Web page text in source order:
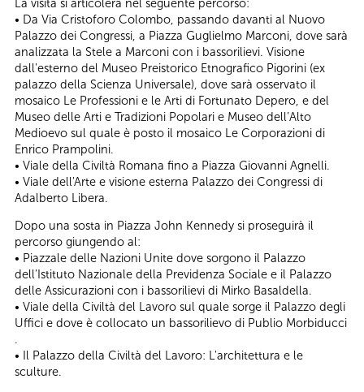
• Da Via Cristoforo Colombo, passando davanti al Nuovo
Palazzo dei Congressi, a Piazza Guglielmo Marconi, dove sarà
analizzata la Stele a Marconi con i bassorilievi. Visione
dall'esterno del Museo Preistorico Etnografico Pigorini (ex
palazzo della Scienza Universale), dove sarà osservato il
mosaico Le Professioni e le Arti di Fortunato Depero, e del
Museo delle Arti e Tradizioni Popolari e Museo dell’Alto
Medioevo sul quale è posto il mosaico Le Corporazioni di
Enrico Prampolini.
• Viale della Civiltà Romana fino a Piazza Giovanni Agnelli.
• Viale dell'Arte e visione esterna Palazzo dei Congressi di
Adalberto Libera.
Dopo una sosta in Piazza John Kennedy si proseguirà il
percorso giungendo al:
• Piazzale delle Nazioni Unite dove sorgono il Palazzo
dell'Istituto Nazionale della Previdenza Sociale e il Palazzo
delle Assicurazioni con i bassorilievi di Mirko Basaldella.
• Viale della Civiltà del Lavoro sul quale sorge il Palazzo degli
Uffici e dove è collocato un bassorilievo di Publio Morbiducci
.
• Il Palazzo della Civiltà del Lavoro: L'architettura e le
sculture.